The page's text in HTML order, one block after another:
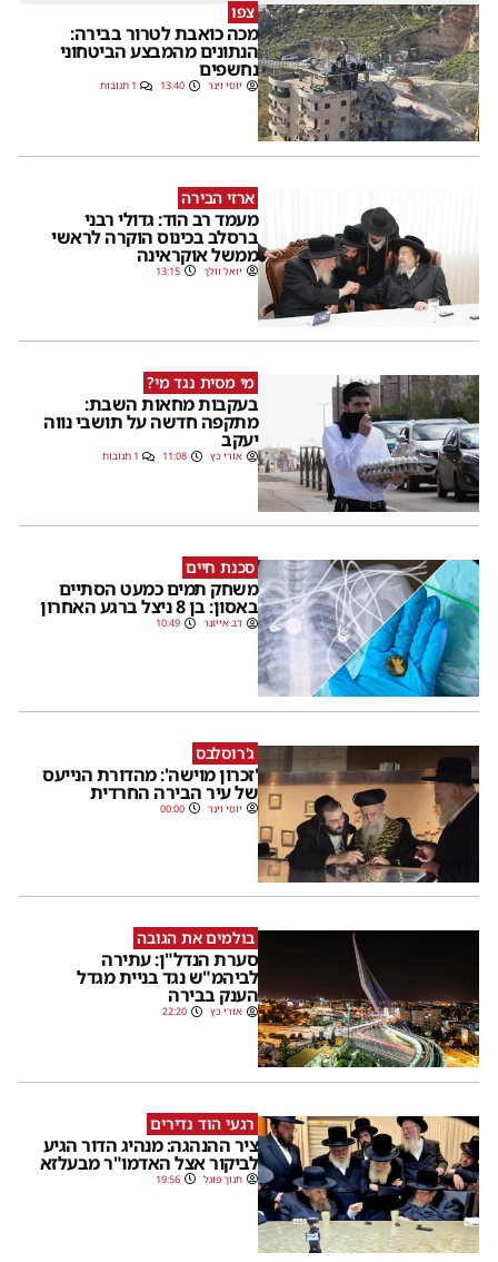
צפו
מכה כואבת לטרור בבירה:
הנתונים מהמבצע הביטחוני
נחשפים
יוסי וינר 13:40 1 תגובות
ארזי הבירה
מעמד רב הוד: גדולי רבני
ברסלב בכינוס הוקרה לראשי
ממשל אוקראינה
יואל וולך 13:15
מי מסית נגד מי?
בעקבות מחאות השבת:
מתקפה חדשה על תושבי נווה
יעקב
אורי כץ 11:08 1 תגובות
סכנת חיים
משחק תמים כמעט הסתיים
באסון: בן 8 ניצל ברגע האחרון
דב אייזנר 10:49
ג'רוסלבס
'זכרון מוישה': מהדורת הנייעס
של עיר הבירה החרדית
יוסי וינר 00:00
בולמים את הגובה
סערת הנדל"ן: עתירה
לביהמ"ש נגד בניית מגדל
הענק בבירה
אורי כץ 22:20
רגעי הוד נדירים
ציר ההנהגה: מנהיג הדור הגיע
לביקור אצל האדמו"ר מבעלזא
חנוך פוגל 19:56